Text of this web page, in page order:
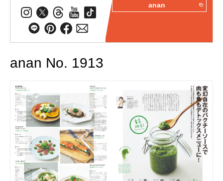
anan
anan No. 1913